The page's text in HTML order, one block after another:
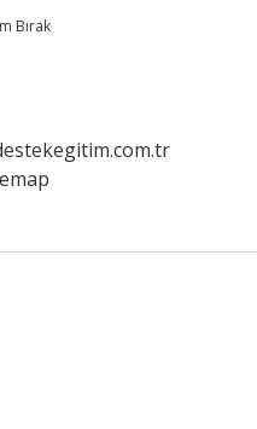
Bırak